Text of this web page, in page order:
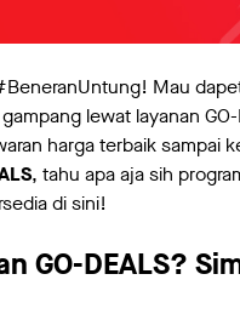
Mau
lewat layanan
harga terbaik sampai
, tahu apa aja sih
di sini!
GO-DEALS?